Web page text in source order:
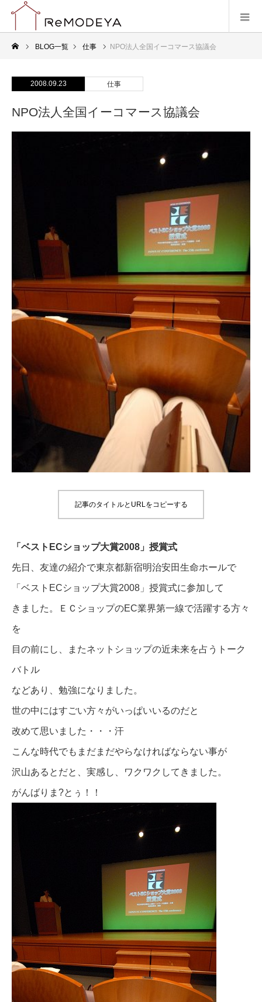
BLOG一覧 仕事 NPO法人全国イーコマース協議会
2008.09.23 仕事
NPO法人全国イーコマース協議会
記事のタイトルとURLをコピーする
「ベストECショップ大賞2008」授賞式
先日、友達の紹介で東京都新宿明治安田生命ホールで
「ベストECショップ大賞2008」授賞式に参加して
きました。ＥＣショップのEC業界第一線で活躍する方々
を
目の前にし、またネットショップの近未来を占うトーク
バトル
などあり、勉強になりました。
世の中にはすごい方々がいっぱいいるのだと
改めて思いました・・・汗
こんな時代でもまだまだやらなければならない事が
沢山あるとだと、実感し、ワクワクしてきました。
がんばりま?とぅ！！